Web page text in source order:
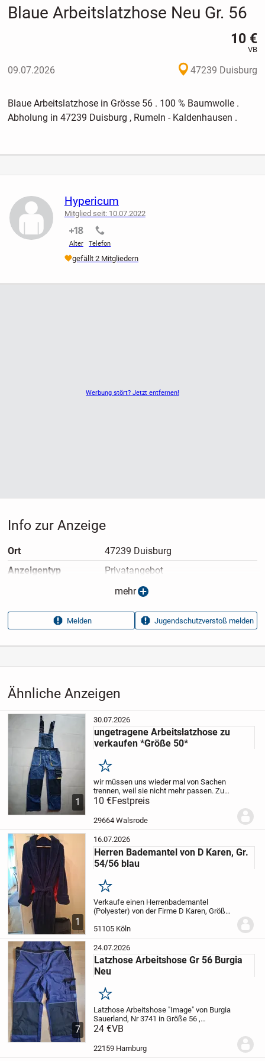
Blaue Arbeitslatzhose Neu Gr. 56
10 €
VB
09.07.2026 47239 Duisburg
Blaue Arbeitslatzhose in Grösse 56 . 100 % Baumwolle .
Abholung in 47239 Duisburg , Rumeln - Kaldenhausen .
Werbung stört? Jetzt entfernen!
Ähnliche Anzeigen
1
30.07.2026
ungetragene Arbeitslatzhose zu
verkaufen *Größe 50*
Merken
wir müssen uns wieder mal von Sachen
trennen, weil sie nicht mehr passen.Zum
Verkauf steht hier eine
für den Herren
Nur Abholung! KEIN Versand!...
10 €Festpreis
29664 Walsrode
1
16.07.2026
Herren Bademantel von D Karen, Gr.
54/56 blau
Merken
Verkaufe einen Herrenbademantel
(Polyester) von der Firme D Karen, Größe
Selbstabholer.
51105 Köln
7
24.07.2026
Latzhose Arbeitshose Gr 56 Burgia
Neu
Merken
Latzhose Arbeitshose "Image" von Burgia
Sauerland, Nr 3741 in Größe 56 ,
Schrittlämge 83cm , Bundweite 60cm
ca. 245 g/m2 , EN 144044 (Knieschutz)
24 €VB
22159 Hamburg
Hypericum
Mitglied seit: 10.07.2022
Alter
nicht verifiziert
Telefon
nicht verifiziert
gefällt 2 Mitgliedern
Info zur Anzeige
Ort
47239 Duisburg
Anzeigen­typ
Privatangebot
09.07.2026
Anzeigen­kennung
7856e631
Aufrufe dieser
122
Herrenkleidung›Herren-Hosen
mehr
Melden Jugendschutzverstoß melden